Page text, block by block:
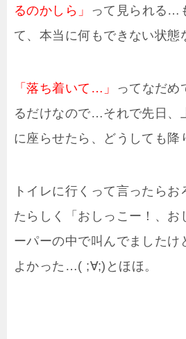
るのかしら」
って見られる…
て、本当に何もできない状態
「落ち着いて…」
ってなだめ
るだけなので…それで先日、
に座らせたら、どうしても降
トイレに行くって言ったら
たらしく「おしっこー！、お
ーパーの中で叫んでました
よかった…( ;∀;)とほほ。